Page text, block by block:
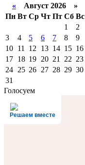
« Август 2026 »
Пн Вт Ср Чт Пт Сб Вс
1
2
3
4 5 6 7 8
9
10 11 12 13 14 15 16
17 18 19 20 21 22 23
24 25 26 27 28 29 30
31
Голосуем
Решаем вместе